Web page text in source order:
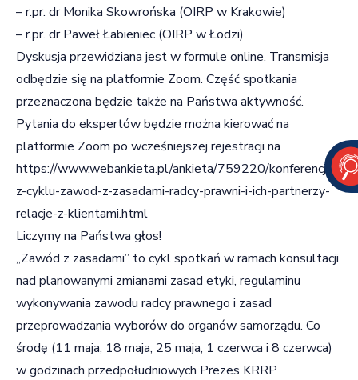
– r.pr. dr Monika Skowrońska (OIRP w Krakowie)
– r.pr. dr Paweł Łabieniec (OIRP w Łodzi)
Dyskusja przewidziana jest w formule online. Transmisja
odbędzie się na platformie Zoom. Część spotkania
przeznaczona będzie także na Państwa aktywność.
Pytania do ekspertów będzie można kierować na
platformie Zoom po wcześniejszej rejestracji na
https://www.webankieta.pl/ankieta/759220/konferencja-
z-cyklu-zawod-z-zasadami-radcy-prawni-i-ich-partnerzy-
relacje-z-klientami.html
Liczymy na Państwa głos!
„Zawód z zasadami” to cykl spotkań w ramach konsultacji
nad planowanymi zmianami zasad etyki, regulaminu
wykonywania zawodu radcy prawnego i zasad
przeprowadzania wyborów do organów samorządu. Co
środę (11 maja, 18 maja, 25 maja, 1 czerwca i 8 czerwca)
w godzinach przedpołudniowych Prezes KRRP